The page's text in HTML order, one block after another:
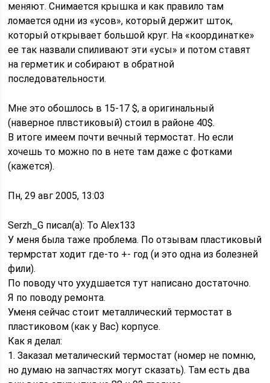
меняют. Снимается крышка и как правило там
ломается одни из «усов», который держит шток,
который открывает большой круг. На «координатке»
ее так назвали спиливают эти «усы» и потом ставят
на герметик и собирают в обратной
последовательности.
Мне это обошлось в 15-17 $, а оригинальный
(наверное плвстиковый) стоил в районе 40$.
В итоге имеем почти вечный термостат. Но если
хочешь то можно по в нете там даже с фотками
(кажется).
Пн, 29 авг 2005, 13:03
Serzh_G писал(а): To Alex133
У меня была таже проблема. По отзывам пластиковый
термрстат ходит где-то +- год (и это одна из болезней
фили).
По поводу что ухудшается тут написано достаточно.
Я по поводу ремонта.
Уменя сейчас стоит металлический термостат в
пластиковом (как у Вас) корпусе.
Как я делал:
1. Заказал металический термостат (номер не помню,
но думаю на запчастях могут сказать). Там есть два